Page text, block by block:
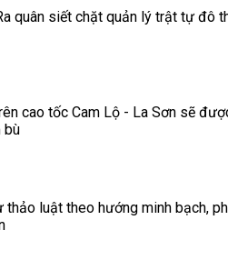
quân siết chặt quản lý trật tự đô
cao tốc Cam Lộ - La Sơn sẽ
bù
thảo luật theo hướng minh bạch,